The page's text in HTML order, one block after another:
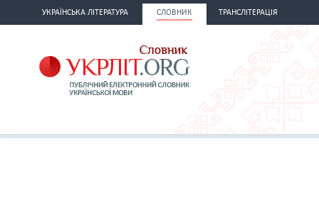
УКРАЇНСЬКА ЛІТЕРАТУРА СЛОВНИК ТРАНСЛІТЕРАЦІЯ